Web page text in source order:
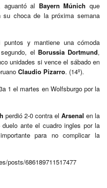
aguantó al Bayern Múnich que
choca de la próxima semana
puntos y mantiene una cómoda
el Borussia Dortmund,
unidades si vence el sábado en
Claudio Pizarro. (14º).
1 el martes en Wolfsburgo por la
perdió 2-0 contra el Arsenal en la
ante el cuadro ingles por la
para no complicar la
posts/686189711517477